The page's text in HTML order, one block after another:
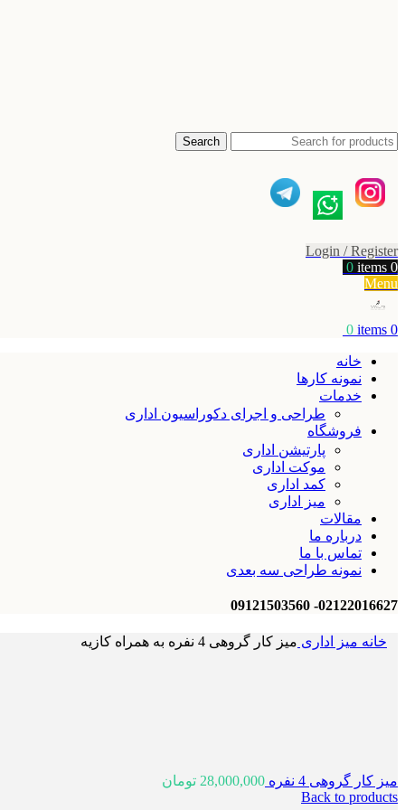
Search
Login / Register
0
items
0
Menu
0
items
0
خانه
نمونه کارها
خدمات
طراحی و اجرای دکوراسیون اداری
فروشگاه
پارتیشن اداری
موکت اداری
کمد اداری
میز اداری
مقالات
درباره ما
تماس با ما
نمونه طراحی سه بعدی
02122016627- 09121503560
خانه میز اداری میز کار گروهی 4 نفره به همراه کازیه
میز کار گروهی 4 نفره 28,000,000 تومان
Back to products